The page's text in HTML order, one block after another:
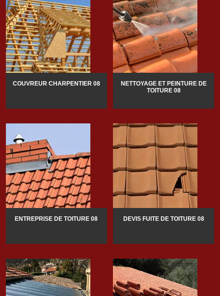
COUVREUR CHARPENTIER 08
NETTOYAGE ET PEINTURE DE
TOITURE 08
ENTREPRISE DE TOITURE 08 DEVIS FUITE DE TOITURE 08